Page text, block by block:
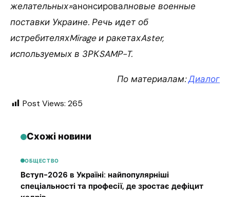
желательных»анонсировалновые военные
поставки Украине. Речь идет об
истребителяхMirage и ракетахAster,
используемых в ЗРКSAMP-T.
По материалам:Диалог
Post Views: 265
Схожі новини
ОБЩЕСТВО
Вступ-2026 в Україні: найпопулярніші
спеціальності та професії, де зростає дефіцит